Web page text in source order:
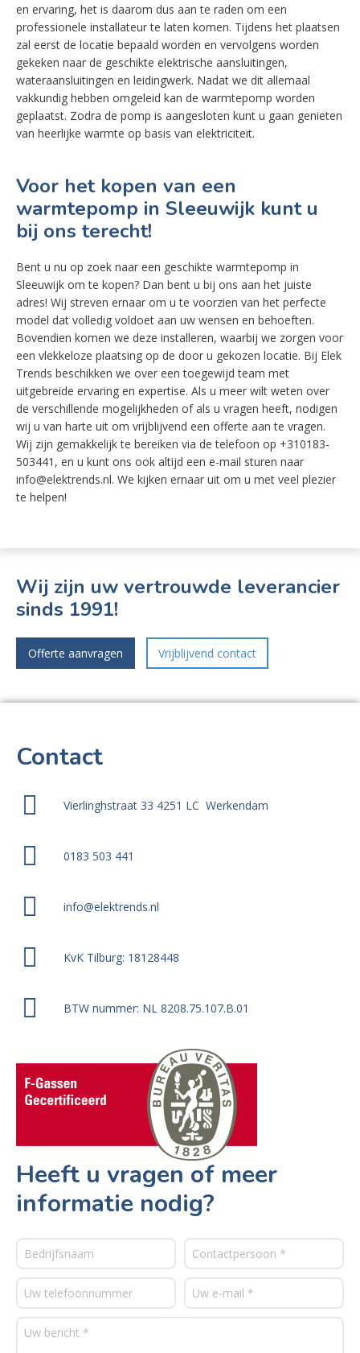
en ervaring, het is daarom dus aan te raden om een
professionele installateur te laten komen. Tijdens het plaatsen
zal eerst de locatie bepaald worden en vervolgens worden
gekeken naar de geschikte elektrische aansluitingen,
wateraansluitingen en leidingwerk. Nadat we dit allemaal
vakkundig hebben omgeleid kan de warmtepomp worden
geplaatst. Zodra de pomp is aangesloten kunt u gaan genieten
van heerlijke warmte op basis van elektriciteit.
Voor het kopen van een
warmtepomp in Sleeuwijk kunt u
bij ons terecht!
Bent u nu op zoek naar een geschikte warmtepomp in
Sleeuwijk om te kopen? Dan bent u bij ons aan het juiste
adres! Wij streven ernaar om u te voorzien van het perfecte
model dat volledig voldoet aan uw wensen en behoeften.
Bovendien komen we deze installeren, waarbij we zorgen voor
een vlekkeloze plaatsing op de door u gekozen locatie. Bij Elek
Trends beschikken we over een toegewijd team met
uitgebreide ervaring en expertise. Als u meer wilt weten over
de verschillende mogelijkheden of als u vragen heeft, nodigen
wij u van harte uit om vrijblijvend een offerte aan te vragen.
Wij zijn gemakkelijk te bereiken via de telefoon op +310183-
503441, en u kunt ons ook altijd een e-mail sturen naar
info@elektrends.nl. We kijken ernaar uit om u met veel plezier
te helpen!
Wij zijn uw vertrouwde leverancier
sinds 1991!
Offerte aanvragen Vrijblijvend contact
Contact
Vierlinghstraat 33 4251 LC Werkendam
0183 503 441
info@elektrends.nl
KvK Tilburg: 18128448
BTW nummer: NL 8208.75.107.B.01
Heeft u vragen of meer
informatie nodig?